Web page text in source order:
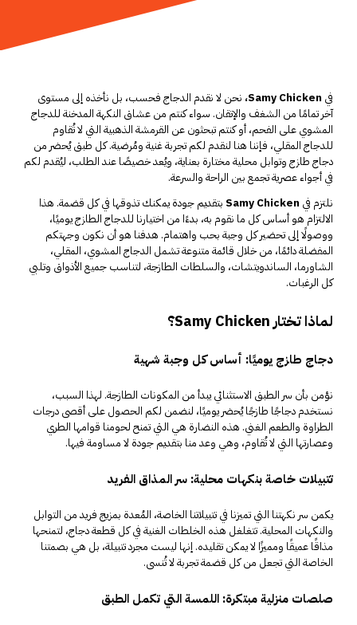
في
نحن لا نقدم الدجاج فحسب، بل نأخذه إلى مستوى
آخر تمامًا من الشغف والإتقان. سواء كنتم من عشاق النكهة المدخنة للدجاج
المشوي على الفحم، أو كنتم تبحثون عن القرمشة الذهبية التي لا تُقاوم
للدجاج المقلي، فإننا هنا لنقدم لكم تجربة غنية ومُرضية. كل طبق يُحضر من
دجاج طازج وتوابل محلية مختارة بعناية، ويُعد خصيصًا عند الطلب، ليُقدم لكم
في أجواء عصرية تجمع بين الراحة والسرعة.
نلتزم في
بتقديم جودة يمكنك تذوقها في كل قضمة. هذا
الالتزام هو أساس كل ما نقوم به، بدءًا من اختيارنا للدجاج الطازج يوميًا،
ووصولًا إلى تحضير كل وجبة بحب واهتمام. هدفنا هو أن نكون وجهتكم
المفضلة دائمًا، من خلال قائمة متنوعة تشمل الدجاج المشوي، المقلي،
الشاورما، الساندويتشات، والسلطات الطازجة، لتناسب جميع الأذواق وتلبي
كل الرغبات.
لماذا تختار Samy Chicken؟
دجاج طازج يوميًا: أساس كل وجبة شهية
نؤمن بأن سر الطبق الاستثنائي يبدأ من المكونات الطازجة. لهذا السبب،
نستخدم دجاجًا طازجًا يُحضر يوميًا، لنضمن لكم الحصول على أقصى درجات
الطراوة والطعم الغني. هذه النضارة هي التي تمنح لحومنا قوامها الطري
وعصارتها التي لا تُقاوم، وهي وعد منا بتقديم جودة لا مساومة فيها.
تتبيلات خاصة بنكهات محلية: سر المذاق الفريد
يكمن سر نكهتنا التي تميزنا في تتبيلاتنا الخاصة، المُعدة بمزيج فريد من التوابل
والنكهات المحلية. تتغلغل هذه الخلطات الغنية في كل قطعة دجاج، لتمنحها
مذاقًا عميقًا ومميزًا لا يمكن تقليده. إنها ليست مجرد تتبيلة، بل هي بصمتنا
الخاصة التي تجعل من كل قضمة تجربة لا تُنسى.
صلصات منزلية مبتكرة: اللمسة التي تكمل الطبق